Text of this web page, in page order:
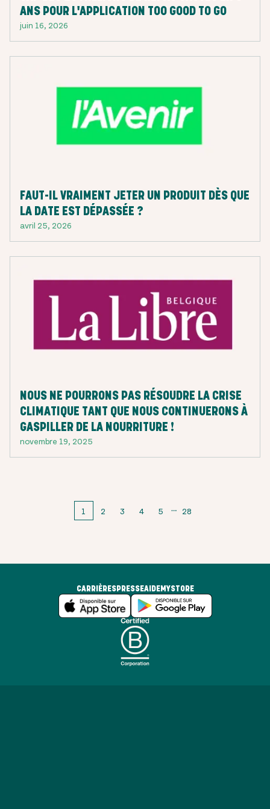
ANS POUR L'APPLICATION TOO GOOD TO GO
juin 16, 2026
FAUT-IL VRAIMENT JETER UN PRODUIT DÈS QUE
LA DATE EST DÉPASSÉE ?
avril 25, 2026
NOUS NE POURRONS PAS RÉSOUDRE LA CRISE
CLIMATIQUE TANT QUE NOUS CONTINUERONS À
GASPILLER DE LA NOURRITURE !
novembre 19, 2025
1 2 3 4 5 28
CARRIÈRESPRESSEAIDEMYSTORE